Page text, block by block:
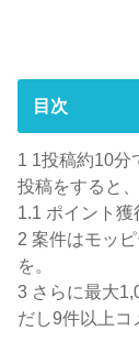
目次
1 1投稿約10分
投稿をすると
1.1 ポイント獲
2 案件はモッ
を。
3 さらに最大
だし9件以上コ